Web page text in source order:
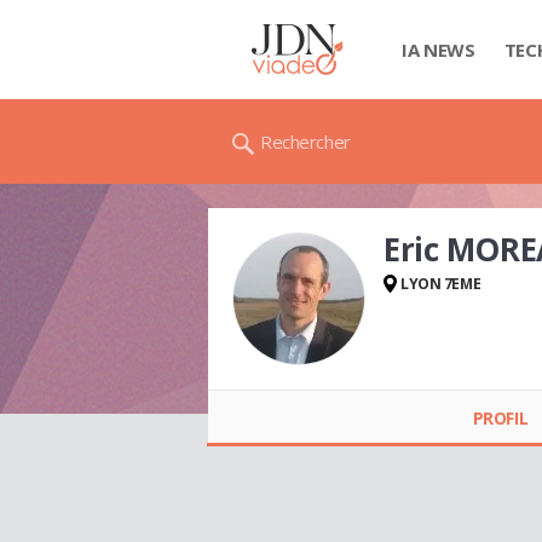
IA NEWS
Rechercher
Eric
LYON 7EME
PROFIL